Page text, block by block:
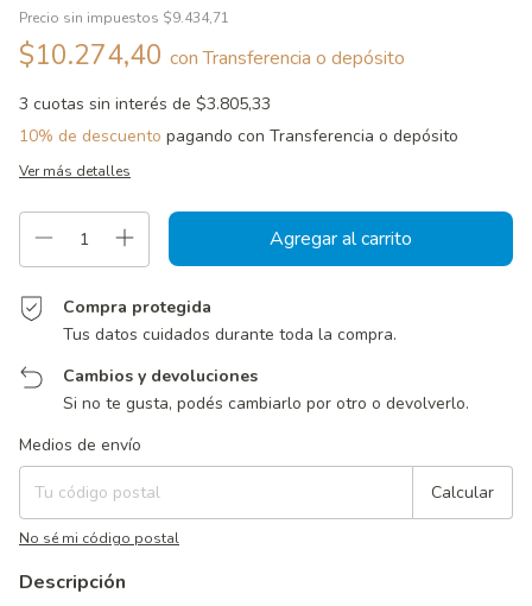
Precio sin impuestos $9.434,71
$10.274,40 con Transferencia o depósito
3 cuotas sin interés de $3.805,33
10% de descuento pagando con Transferencia o depósito
Ver más detalles
Compra protegida
Tus datos cuidados durante toda la compra.
Cambios y devoluciones
Si no te gusta, podés cambiarlo por otro o devolverlo.
Entregas para el CP:
Medios de envío
Calcular
No sé mi código postal
Descripción